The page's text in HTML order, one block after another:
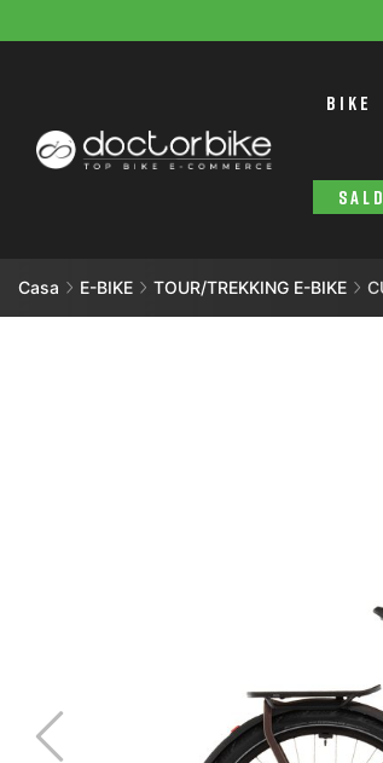
BIKE
Casa E-BIKE TOUR/TREKKING E-BIKE